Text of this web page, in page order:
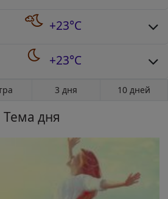
+23°C
+23°C
3 дня 10 дней
Тема дня